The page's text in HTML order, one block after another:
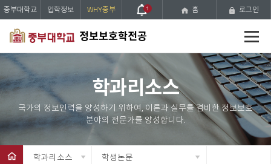
정보보호학전공
메
뉴
중부대학교 입학정보 WHY중부 1 홈 로그인
학과리소스
학과리소스 학생논문